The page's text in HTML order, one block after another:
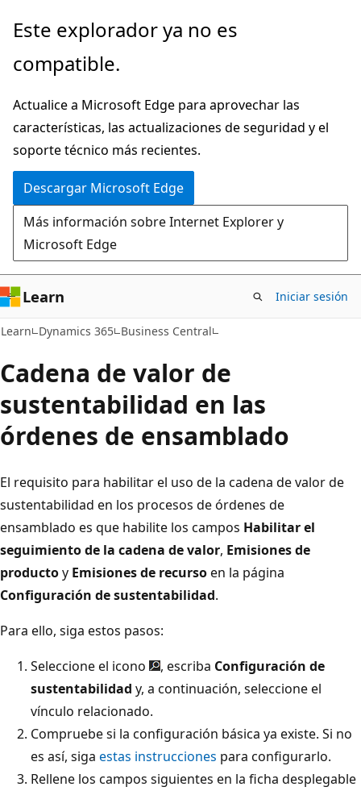
Ir
contenido
Este explorador ya no es
compatible.
Actualice a Microsoft Edge para aprovechar las
características, las actualizaciones de seguridad y el
soporte técnico más recientes.
Descargar Microsoft Edge
Más información sobre Internet Explorer y
Microsoft Edge
Learn Iniciar sesión
Learn Dynamics 365 Business Central
Cadena de valor de
sustentabilidad en las
órdenes de ensamblado
El requisito para habilitar el uso de la cadena de valor de
sustentabilidad en los procesos de órdenes de
ensamblado es que habilite los campos Habilitar el
seguimiento de la cadena de valor, Emisiones de
productoy Emisiones de recursoen la página
Configuración de sustentabilidad.
Para ello, siga estos pasos:
Seleccione el icono
, escriba Configuración de
sustentabilidad y, a continuación, seleccione el
vínculo relacionado.
Compruebe si la configuración básica ya existe. Si no
es así, siga estas instrucciones para configurarlo.
Rellene los campos siguientes en la ficha desplegable